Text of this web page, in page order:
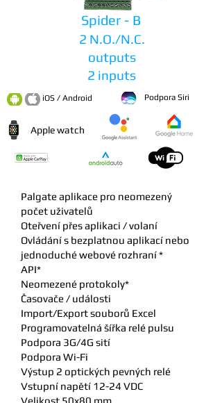
Spider - B
2 N.O./N.C.
outputs
2 inputs
iOS / Android Podpora Siri
Apple watch
Palgate aplikace pro neomezený
počet uživatelů
Oteřvení přes aplikaci / volaní
Ovládání s bezplatnou aplikací nebo
jednoduché webové rozhraní *
API*
Neomezené protokoly*
Časovače / události
Import/Export souborů Excel
Programovatelná šířka relé pulsu
Podpora 3G/4G sití
Podpora Wi-Fi
Výstup 2 optických pevných relé
Vstupní napětí 12-24 VDC
Velikost 50x80 mm